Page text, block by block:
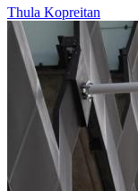
Thula Kopreitan